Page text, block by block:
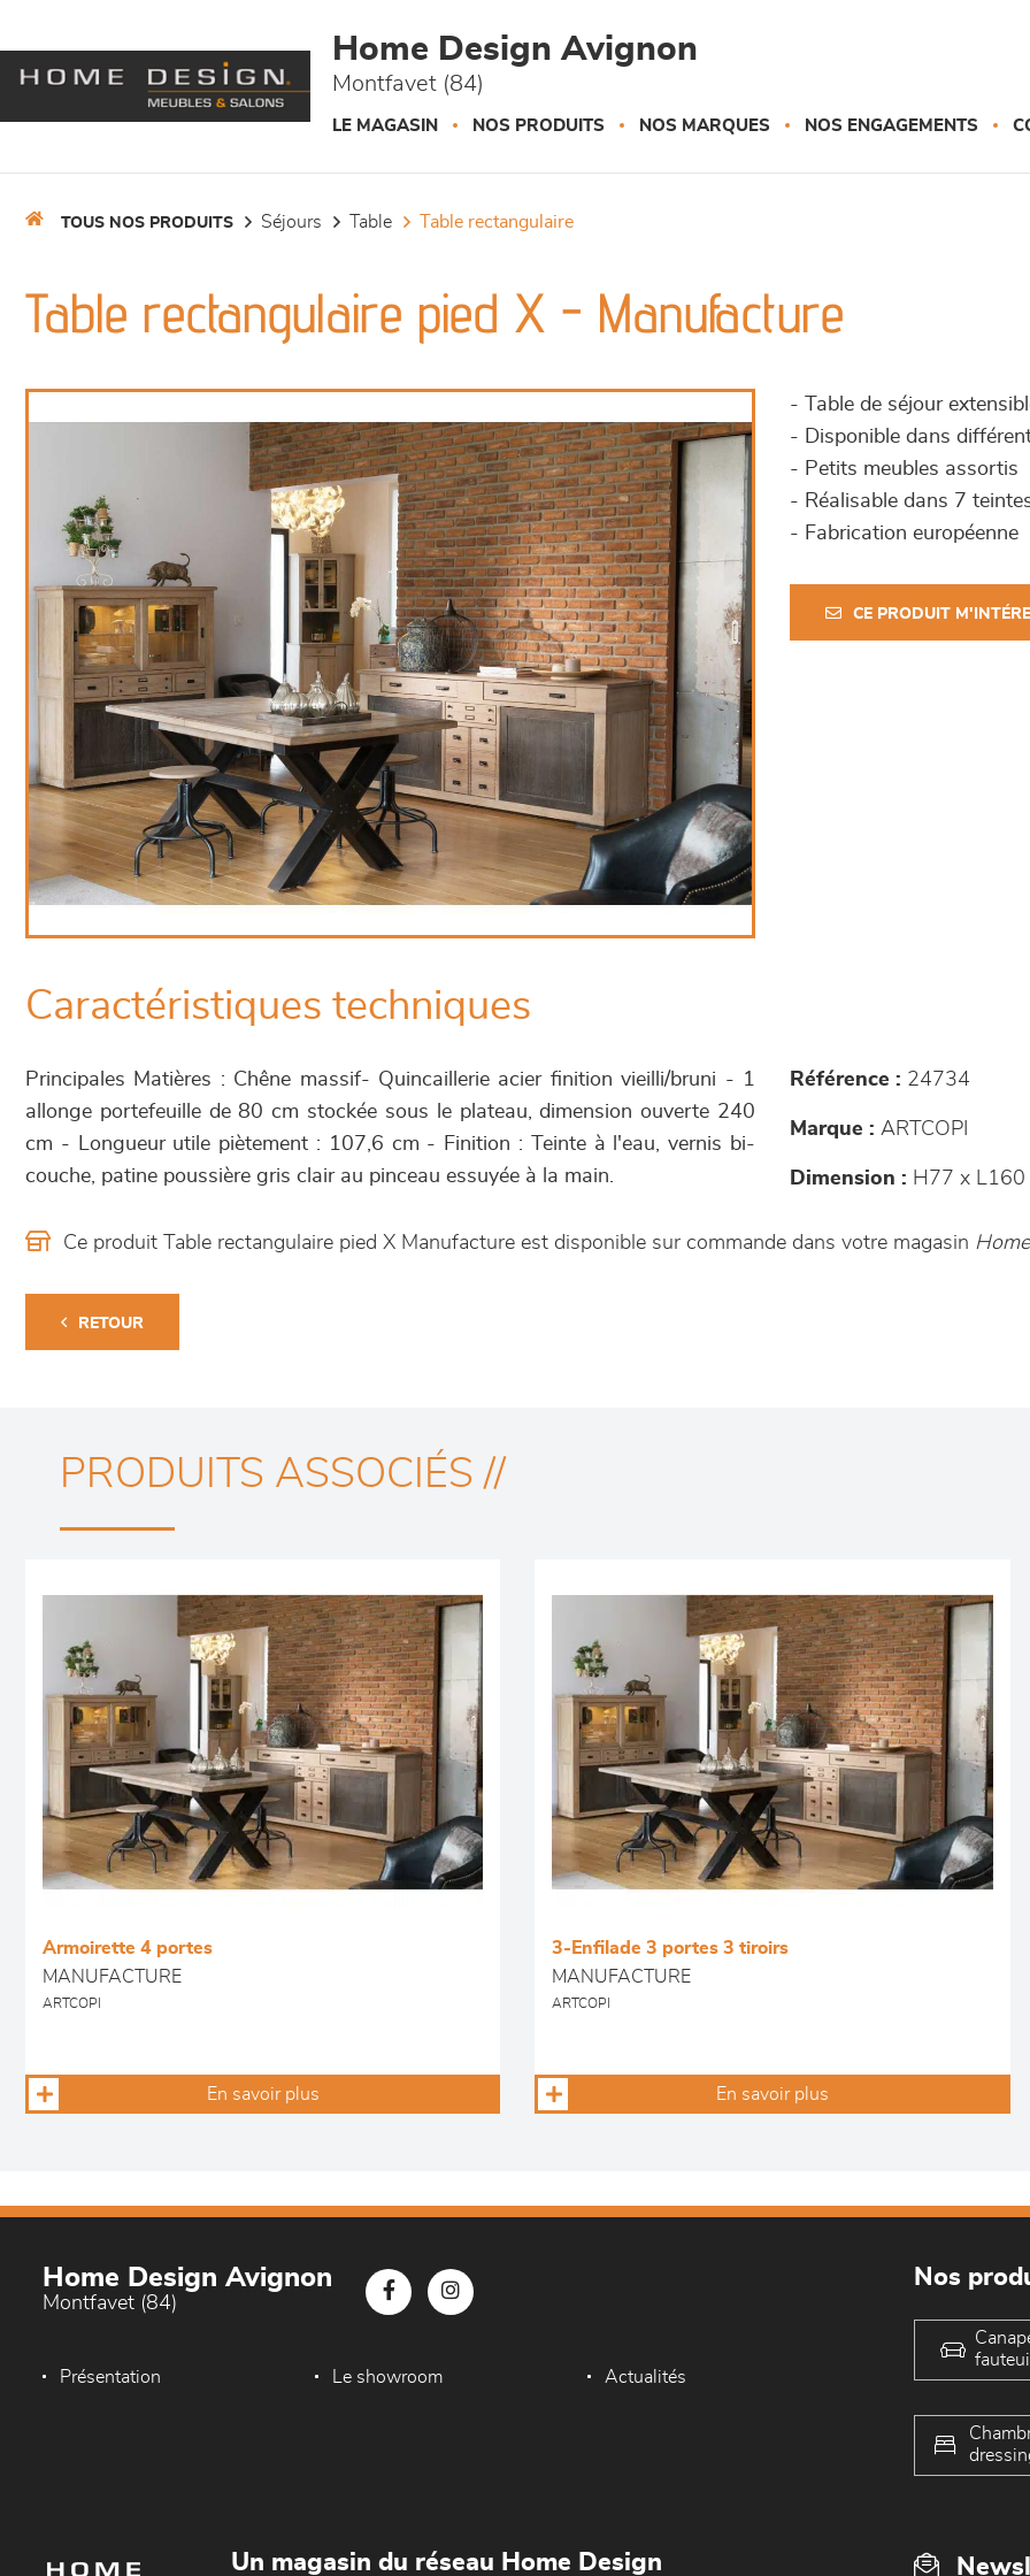
Home Design Avignon
Montfavet (84)
LE MAGASIN NOS PRODUITS NOS MARQUES NOS ENGAGEMENTS
TOUS NOS PRODUITS séjours table table rectangulaire
Table rectangulaire pied X - Manufacture
- Table de séjour
- Disponible dans
- Petits meubles assortis
- Réalisable dans 7
- Fabrication européenne
CE PRODUIT
Caractéristiques techniques
Principales Matières : Chêne massif- Quincaillerie acier finition vieilli/bruni - 1
allonge portefeuille de 80 cm stockée sous le plateau, dimension ouverte 240
cm - Longueur utile piètement : 107,6 cm - Finition : Teinte à l'eau, vernis bi-
couche, patine poussière gris clair au pinceau essuyée à la main.
Référence : 24734
Marque : ARTCOPI
Dimension : H77 x L160
Ce produit Table rectangulaire pied X Manufacture est disponible sur commande dans votre magasin
RETOUR
PRODUITS ASSOCIÉS //
Armoirette 4 portes
MANUFACTURE
ARTCOPI
En savoir plus
3-Enfilade 3 portes 3 tiroirs
MANUFACTURE
ARTCOPI
En savoir plus
Home Design Avignon
Montfavet (84)
Présentation Le showroom Actualités
Nos
Un magasin du réseau Home Design